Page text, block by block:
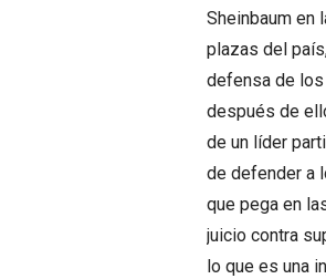
Sheinbaum en
plazas del
defensa de los
después de
de un líder
de defender a
que pega en
juicio contra
lo que es una